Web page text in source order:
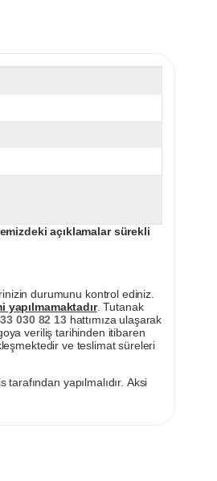
açıklamalar sürekli
durumunu kontrol ediniz.
yapılmamaktadır. Tutanak
030 82 13hattımıza ulaşarak
veriliş tarihinden itibaren
ve teslimat süreleri
yapılmalıdır. Aksi